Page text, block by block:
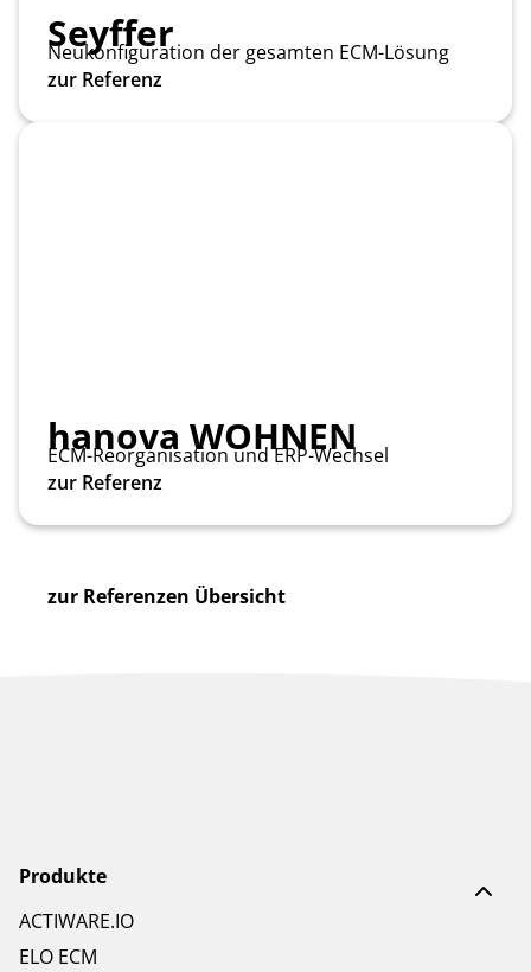
Seyffer
Neukonfiguration der gesamten ECM-Lösung
zur Referenz
hanova WOHNEN
ECM-Reorganisation und ERP-Wechsel
zur Referenz
zur Referenzen Übersicht
Produkte
ACTIWARE.IO
ELO ECM